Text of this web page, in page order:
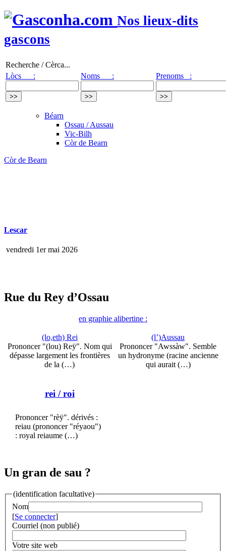
Nos lieux-dits
gascons
Recherche / Cèrca...
Lòcs :
Noms : Prenoms :
Béarn
Ossau / Aussau
Vic-Bilh
Còr de Bearn
Còr de Bearn
Lescar
vendredi 1er mai 2026
Rue du Rey d’Ossau
en graphie alibertine :
(lo,eth) Rei
Prononcer "(lou) Reÿ". Nom qui
dépasse largement les frontières
de la (…)
rei / roi
Prononcer "rèÿ". dérivés :
reiau (prononcer "réyaou")
: royal reiaume (…)
(l’)Aussau
Prononcer "Awssàw". Semble
un hydronyme (racine ancienne
qui aurait (…)
Un gran de sau ?
(identification facultative)
Nom
[Se connecter]
Courriel (non publié)
Votre site web